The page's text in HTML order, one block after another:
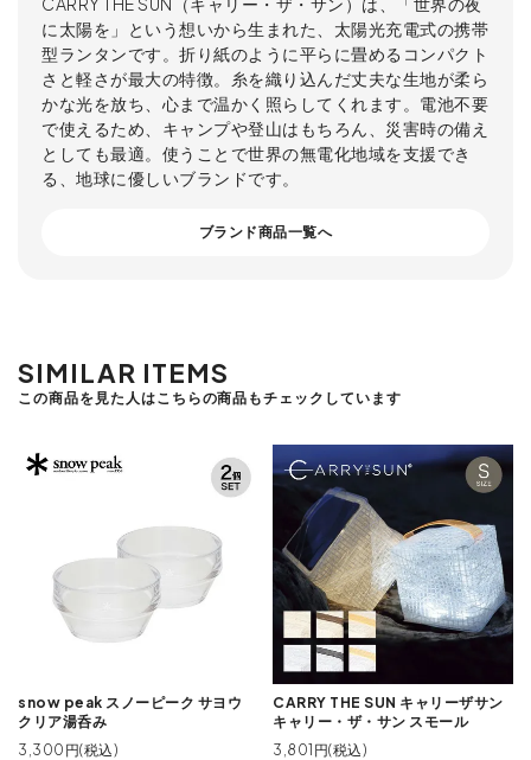
に太陽を」という想いから生まれた、太陽光充電式の携帯
型ランタンです。折り紙のように平らに畳めるコンパクト
さと軽さが最大の特徴。糸を織り込んだ丈夫な生地が柔ら
かな光を放ち、心まで温かく照らしてくれます。電池不要
で使えるため、キャンプや登山はもちろん、災害時の備え
としても最適。使うことで世界の無電化地域を支援でき
る、地球に優しいブランドです。
ブランド商品一覧へ
SIMILAR ITEMS
この商品を見た人はこちらの商品もチェックしています
snow peak スノーピーク サヨウ
クリア湯呑み
3,300円(税込)
CARRY THE SUN キャリーザサン
キャリー・ザ・サン スモール
3,801円(税込)